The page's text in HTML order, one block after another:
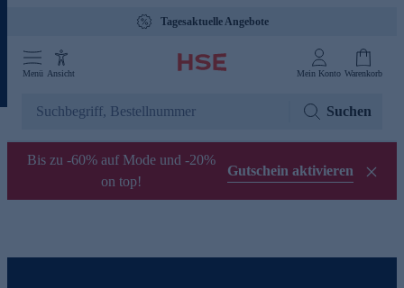
Tagesaktuelle Angebote
Menü Ansicht Mein Konto Warenkorb
Suchen
Bis zu -60% auf Mode und -20%
on top!
Gutschein aktivieren